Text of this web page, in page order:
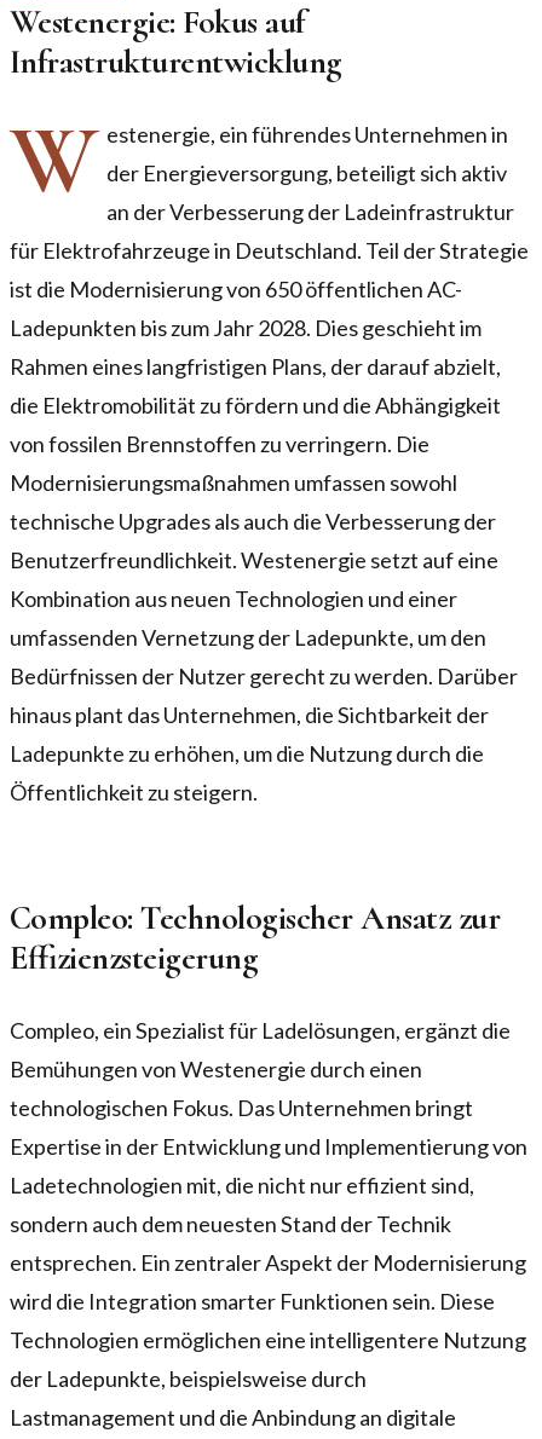
Westenergie: Fokus auf
Infrastrukturentwicklung
W estenergie, ein führendes Unternehmen in
der Energieversorgung, beteiligt sich aktiv
an der Verbesserung der Ladeinfrastruktur
für Elektrofahrzeuge in Deutschland. Teil der Strategie
ist die Modernisierung von 650 öffentlichen AC-
Ladepunkten bis zum Jahr 2028. Dies geschieht im
Rahmen eines langfristigen Plans, der darauf abzielt,
die Elektromobilität zu fördern und die Abhängigkeit
von fossilen Brennstoffen zu verringern. Die
Modernisierungsmaßnahmen umfassen sowohl
technische Upgrades als auch die Verbesserung der
Benutzerfreundlichkeit. Westenergie setzt auf eine
Kombination aus neuen Technologien und einer
umfassenden Vernetzung der Ladepunkte, um den
Bedürfnissen der Nutzer gerecht zu werden. Darüber
hinaus plant das Unternehmen, die Sichtbarkeit der
Ladepunkte zu erhöhen, um die Nutzung durch die
Öffentlichkeit zu steigern.
Compleo: Technologischer Ansatz zur
Effizienzsteigerung
Compleo, ein Spezialist für Ladelösungen, ergänzt die
Bemühungen von Westenergie durch einen
technologischen Fokus. Das Unternehmen bringt
Expertise in der Entwicklung und Implementierung von
Ladetechnologien mit, die nicht nur effizient sind,
sondern auch dem neuesten Stand der Technik
entsprechen. Ein zentraler Aspekt der Modernisierung
wird die Integration smarter Funktionen sein. Diese
Technologien ermöglichen eine intelligentere Nutzung
der Ladepunkte, beispielsweise durch
Lastmanagement und die Anbindung an digitale